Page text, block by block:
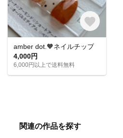
amber dot.🧡ネイルチップ
4,000円
6,000円以上で送料無料
関連の作品を探す